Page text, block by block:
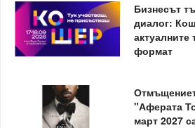
Бизнесът
диалог:
актуалните
формат
"Аферата
март 2027